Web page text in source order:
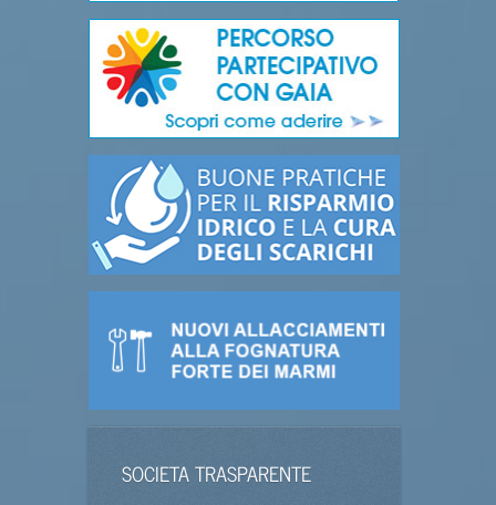
SOCIETA TRASPARENTE